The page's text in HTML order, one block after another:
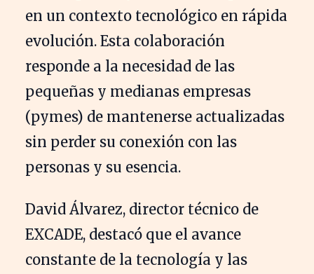
en un contexto tecnológico en rápida
evolución. Esta colaboración
responde a la necesidad de las
pequeñas y medianas empresas
(pymes) de mantenerse actualizadas
sin perder su conexión con las
personas y su esencia.
David Álvarez, director técnico de
EXCADE, destacó que el avance
constante de la tecnología y las